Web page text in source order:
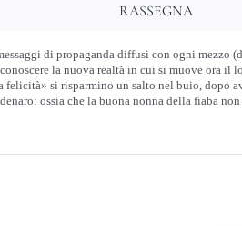
RASSEGNA
di propaganda diffusi con ogni mezzo
la nuova realtà in cui si muove ora il
felicità» si risparmino un salto nel buio, dopo
ossia che la buona nonna della fiaba